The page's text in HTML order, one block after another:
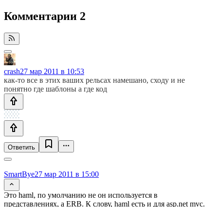
Комментарии 2
crash27 мар 2011 в 10:53
как-то все в этих ваших рельсах намешано, сходу и не
понятно где шаблоны а где код
Ответить
SmartBye27 мар 2011 в 15:00
Это haml, по умолчанию не он используется в
представлениях, а ERB. К слову, haml есть и для asp.net mvc.